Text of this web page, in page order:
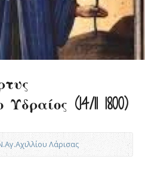
(14/11 1800)
Λάρισας